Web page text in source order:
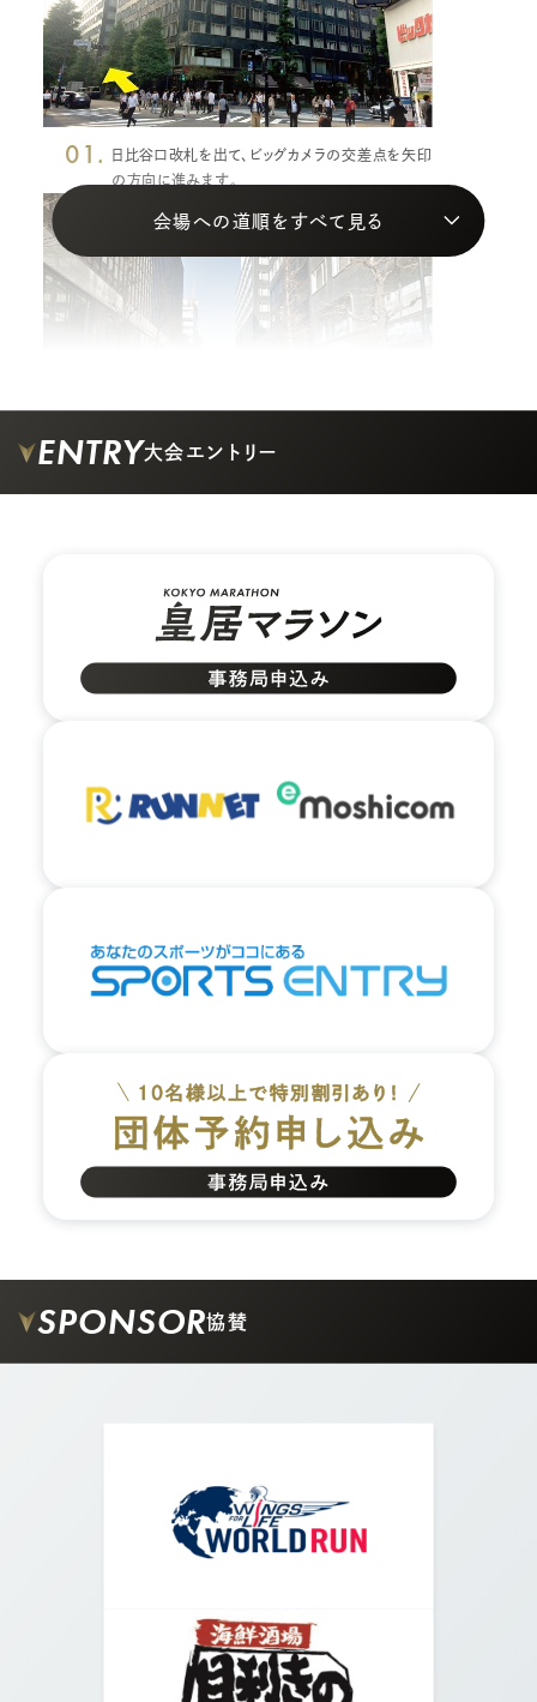
01.
日比谷口改札を出て、ビッグカメラの交差点を矢印
の方向に進みます。
02. ビルの間の道を矢印の方向に真っすぐ進みます。
03. 大通りに出るまで真っすぐ進み、大通り沿いに左に
曲がります。
大通り沿いを矢印の方向に真っすぐ進みます。
会場への道順をすべて見る
ENTRY大会エントリー
SPONSOR協賛